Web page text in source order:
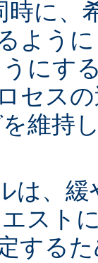
時に、
よう
にす
セス
を維持
は、
スト
する